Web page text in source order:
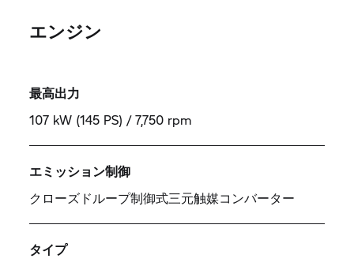
エンジン
最高出力
107 kW (145 PS) / 7,750 rpm
エミッション制御
クローズドループ制御式三元触媒コンバーター
タイプ